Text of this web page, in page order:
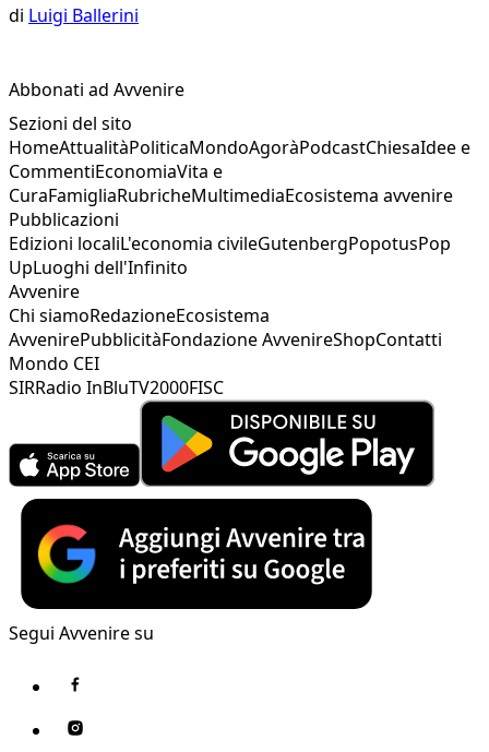
di Luigi Ballerini
Abbonati ad Avvenire
Sezioni del sito
HomeAttualitàPoliticaMondoAgoràPodcastChiesaIdee e
CommentiEconomiaVita e
CuraFamigliaRubricheMultimediaEcosistema avvenire
Pubblicazioni
Edizioni localiL'economia civileGutenbergPopotusPop
UpLuoghi dell'Infinito
Avvenire
Chi siamoRedazioneEcosistema
AvvenirePubblicitàFondazione AvvenireShopContatti
Mondo CEI
SIRRadio InBluTV2000FISC
Segui Avvenire su